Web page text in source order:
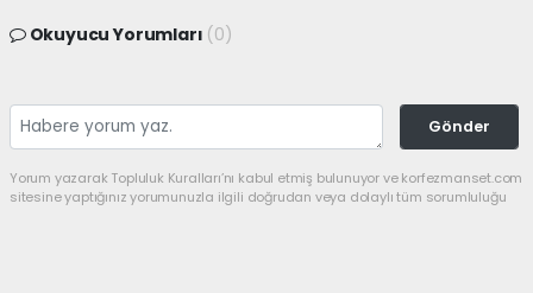
Okuyucu Yorumları (0)
Gönder
Yorum yazarak Topluluk Kuralları’nı kabul etmiş bulunuyor ve korfezmanset.com
sitesine yaptığınız yorumunuzla ilgili doğrudan veya dolaylı tüm sorumluluğu